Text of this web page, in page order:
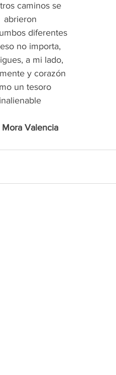
caminos se
abrieron
diferentes
no importa,
a mi lado,
y corazón
un tesoro
inalienable
Mora Valencia